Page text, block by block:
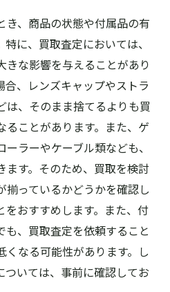
き、商品の状態や付属品の有
に、買取査定においては、
な影響を与えることがあり
合、レンズキャップやストラ
は、そのまま捨てるよりも買
ことがあります。また、ゲ
ラーやケーブル類なども、
ます。そのため、買取を検討
揃っているかどうかを確認し
をおすすめします。また、付
も、買取査定を依頼すること
なる可能性があります。し
ついては、事前に確認してお